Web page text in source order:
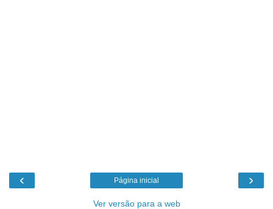
‹ ›
Página inicial
Ver versão para a web